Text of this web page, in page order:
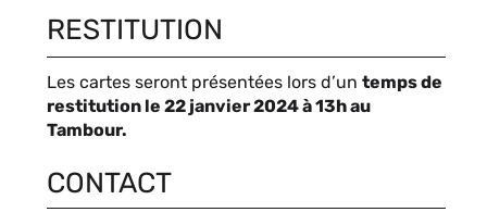
Blocs
personnalisables
RESTITUTION
Contenu
du
bloc
Les cartes seront présentées lors d’un temps de
restitution le 22 janvier 2024 à 13h au
Tambour.
CONTACT